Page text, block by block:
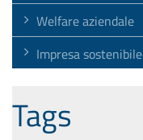
Welfare aziendale
Impresa sostenibile
Tags